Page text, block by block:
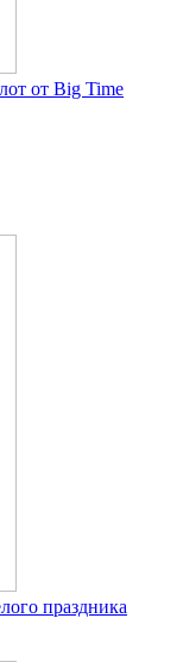
от Big Time
праздника